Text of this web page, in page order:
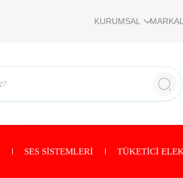
KURUMSAL
SES SİSTEMLERİ TÜKETİCİ